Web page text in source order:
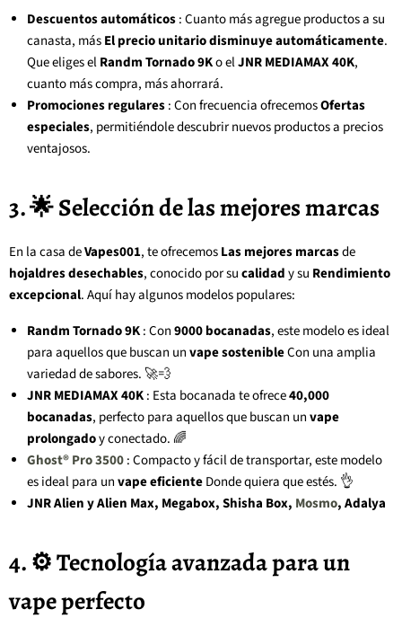
Descuentos automáticos: Cuanto más agregue productos a su
canasta, másEl precio unitario disminuye automáticamente.
Que eliges elRandm Tornado 9Ko elJNR MEDIAMAX 40K,
cuanto más compra, más ahorrará.
Promociones regulares: Con frecuencia ofrecemosOfertas
especiales, permitiéndole descubrir nuevos productos a precios
ventajosos.
3. 🌟 Selección de las mejores marcas
En la casa deVapes001, te ofrecemosLas mejores marcasde
hojaldres desechables, conocido por sucalidady su Rendimiento
excepcional. Aquí hay algunos modelos populares:
Randm Tornado 9K: Con9000 bocanadas, este modelo es ideal
para aquellos que buscan unvape sostenibleCon una amplia
variedad de sabores. 🚀💨
JNR MEDIAMAX 40K: Esta bocanada te ofrece40,000
bocanadas, perfecto para aquellos que buscan unvape
prolongadoy conectado. 🌈
Ghost® Pro 3500: Compacto y fácil de transportar, este modelo
es ideal para unvape eficienteDonde quiera que estés. 👌
JNR Alien y Alien Max, Megabox, Shisha Box, Mosmo, Adalya
4. ⚙️ Tecnología avanzada para un
vape perfecto